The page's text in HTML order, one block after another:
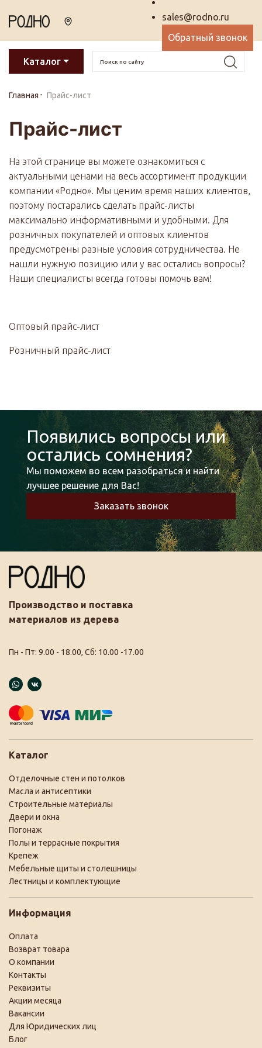
sales@rodno.ru
Обратный звонок
Каталог
Главная Прайс-лист
Прайс-лист
На этой странице вы можете ознакомиться с
актуальными ценами на весь ассортимент продукции
компании «Родно». Мы ценим время наших клиентов,
поэтому постарались сделать прайс-листы
максимально информативными и удобными. Для
розничных покупателей и оптовых клиентов
предусмотрены разные условия сотрудничества. Не
нашли нужную позицию или у вас остались вопросы?
Наши специалисты всегда готовы помочь вам!
Оптовый прайс-лист
Розничный прайс-лист
Появились вопросы или
остались сомнения?
Мы поможем во всем разобраться и найти
лучшее решение для Вас!
Заказать звонок
Производство и поставка
материалов из дерева
Пн - Пт: 9.00 - 18.00, Сб: 10.00 -17.00
Каталог
Отделочные стен и потолков
Масла и антисептики
Строительные материалы
Двери и окна
Погонаж
Полы и террасные покрытия
Крепеж
Мебельные щиты и столешницы
Лестницы и комплектующие
Информация
Оплата
Возврат товара
О компании
Контакты
Реквизиты
Акции месяца
Вакансии
Для Юридических лиц
Блог